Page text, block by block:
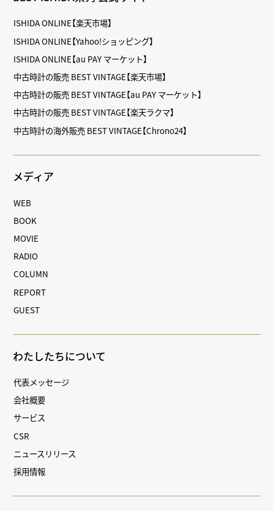
ISHIDA ONLINE【楽天市場】
ISHIDA ONLINE【Yahoo!ショッピング】
ISHIDA ONLINE【au PAY マーケット】
中古時計の販売 BEST VINTAGE【楽天市場】
中古時計の販売 BEST VINTAGE【au PAY マーケット】
中古時計の販売 BEST VINTAGE【楽天ラクマ】
中古時計の海外販売 BEST VINTAGE【Chrono24】
メディア
WEB
BOOK
MOVIE
RADIO
COLUMN
REPORT
GUEST
わたしたちについて
代表メッセージ
会社概要
サービス
CSR
ニュースリリース
採用情報